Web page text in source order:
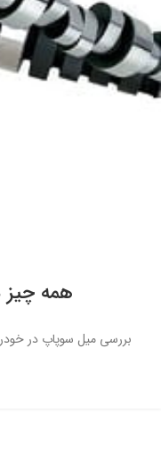
همه چیز
بررسی میل سوپاپ در